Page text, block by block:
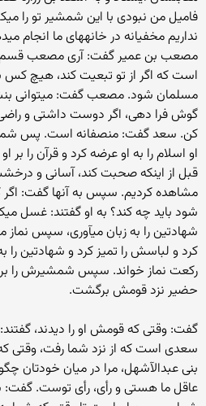
فامیل من نبودی با این شمشیر تو را
نداریم مخفیانه در خانه‏های ما انجام
مصعب بن عمیر گفت: آری مصعب قسم
است که اگر از تو تبعیت کند، هیچ کس
مسلمان شود. مصعب گفت: می‏توانی
گوش فرا دهی، اگر دوست داشتی و
کن. سعد گفت: منصفانه است. پس
او اسلام را به او عرضه کرد و قرآن را
قبل از اینکه صحبت کند، آسانی و
مشاهده کردیم. سپس به آنها گفت: اگر
شود باید چه کند؟ به او گفتند: غسل
شهادتین را به زبان می‏آوری، سپس
کرد و لباسش را تمیز کرد و شهادتین را
رکعت نماز خواند. سپس شمشیرش را
حضیر نزد قومش برگشت.
گفت: وقتی که قومش او را دیدند،
سعدی است که از نزد شما رفت، وقتی
بنی عبدالآشهل، مرا در میان خودتان
عاقل ما هستی و رأی، رأی توست. گفت: